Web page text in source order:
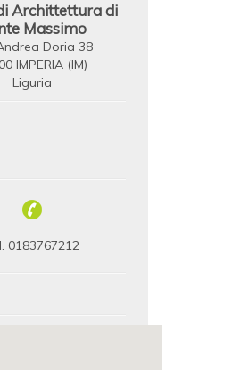
Archittettura di
Massimo
Doria 38
IMPERIA (IM)
Liguria
0183767212